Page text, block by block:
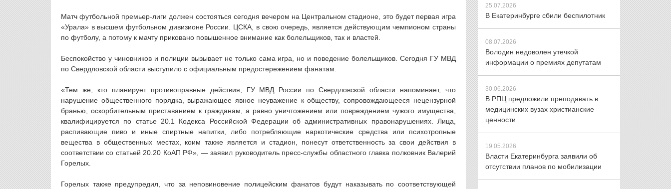
Матч футбольной премьер-лиги должен состояться сегодня вечером на Центральном стадионе, это будет первая игра
«Урала» в высшем футбольном дивизионе России. ЦСКА, в свою очередь, является действующим чемпионом страны
по футболу, а потому к мачту приковано повышенное внимание как болельщиков, так и властей.
Беспокойство у чиновников и полиции вызывает не только сама игра, но и поведение болельщиков. Сегодня ГУ МВД
по Свердловской области выступило с официальным предостережением фанатам.
«Тем же, кто планирует противоправные действия, ГУ МВД России по Свердловской области напоминает, что
нарушение общественного порядка, выражающее явное неуважение к обществу, сопровождающееся нецензурной
бранью, оскорбительным приставанием к гражданам, а равно уничтожением или повреждением чужого имущества,
квалифицируется по статье 20.1 Кодекса Российской Федерации об административных правонарушениях. Лица,
распивающие пиво и иные спиртные напитки, либо потребляющие наркотические средства или психотропные
вещества в общественных местах, коим также является и стадион, понесут ответственность за свои действия в
соответствии со статьей 20.20 КоАП РФ», — заявил руководитель пресс-службы областного главка полковник Валерий
Горелых.
Горелых также предупредил, что за неповиновение полицейским фанатов будут наказывать по соответствующей
25.07.2026
В Екатеринбурге сбили беспилотник
08.07.2026
Володин недоволен утечкой
информации о премиях депутатам
30.06.2026
В РПЦ предложили преподавать в
медицинских вузах христианские
ценности
19.05.2026
Власти Екатеринбурга заявили об
отсутствии планов по мобилизации